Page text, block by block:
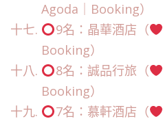
Agoda｜Booking）
9名：晶華酒店（
Booking）
8名：誠品行旅（
Booking）
7名：慕軒酒店（